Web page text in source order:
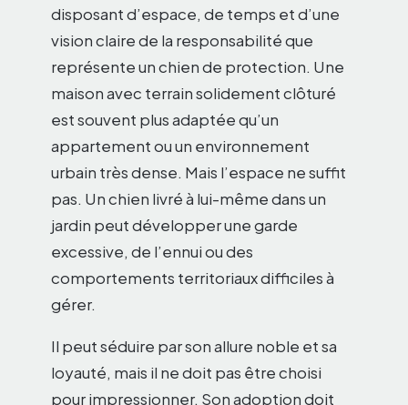
disposant d’espace, de temps et d’une
vision claire de la responsabilité que
représente un chien de protection. Une
maison avec terrain solidement clôturé
est souvent plus adaptée qu’un
appartement ou un environnement
urbain très dense. Mais l’espace ne suffit
pas. Un chien livré à lui-même dans un
jardin peut développer une garde
excessive, de l’ennui ou des
comportements territoriaux difficiles à
gérer.
Il peut séduire par son allure noble et sa
loyauté, mais il ne doit pas être choisi
pour impressionner. Son adoption doit